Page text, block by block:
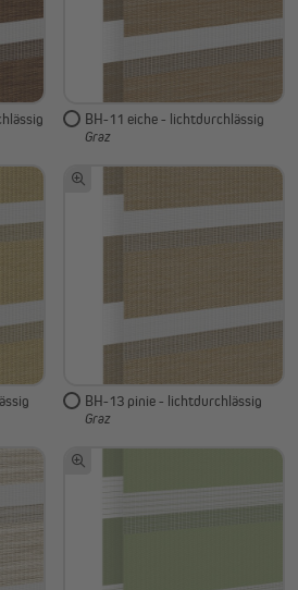
BH-11 eiche - lichtdurchlässig
Graz
BH-13 pinie - lichtdurchlässig
Graz